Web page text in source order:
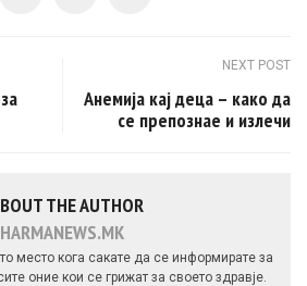
NEXT POST
Анемија кај деца – како да
се препознае и излечи
THE AUTHOR
место кога сакате да се информирате за
оние кои се грижат за своето здравје.